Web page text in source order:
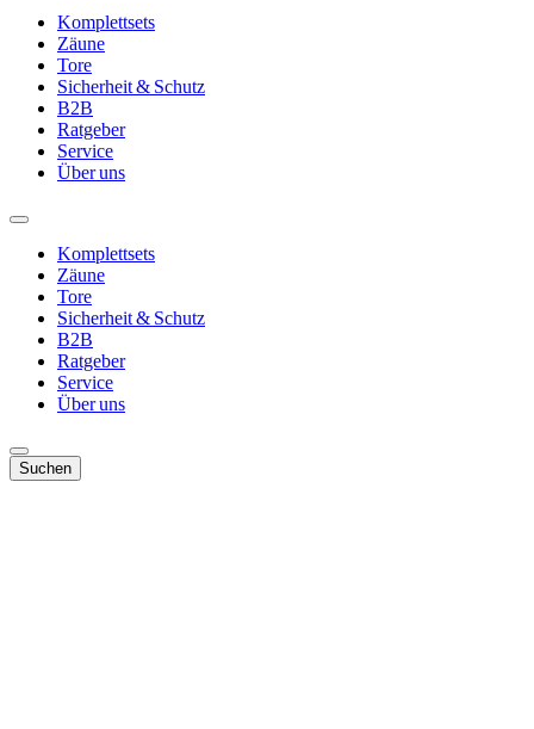
Komplettsets
Zäune
Tore
Sicherheit & Schutz
B2B
Ratgeber
Service
Über uns
Komplettsets
Zäune
Tore
Sicherheit & Schutz
B2B
Ratgeber
Service
Über uns
Suchen